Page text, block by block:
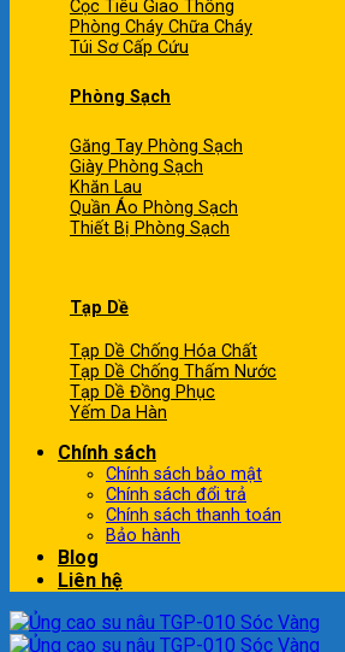
Cọc Tiêu Giao Thông
Phòng Cháy Chữa Cháy
Túi Sơ Cấp Cứu
Phòng Sạch
Găng Tay Phòng Sạch
Giày Phòng Sạch
Khăn Lau
Quần Áo Phòng Sạch
Thiết Bị Phòng Sạch
Tạp Dề
Tạp Dề Chống Hóa Chất
Tạp Dề Chống Thấm Nước
Tạp Dề Đồng Phục
Yếm Da Hàn
Chính sách
Chính sách bảo mật
Chính sách đổi trả
Chính sách thanh toán
Bảo hành
Blog
Liên hệ